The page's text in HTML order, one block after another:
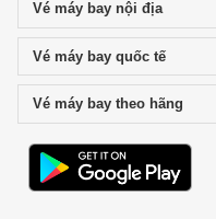
Vé máy bay nội địaclick to
Vé máy bay quốc tếclick to
Vé máy bay theo hãng